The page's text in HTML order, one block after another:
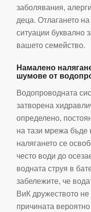
заболявания,
деца. Отлагането на
ситуации буквално
вашето семейство.
Намалено
шумове от
Водопроводната
затворена
определено,
на тази мрежа бъде
налягането се
често води до
водната струя в
забележите, че
ВиК дружеството
причината